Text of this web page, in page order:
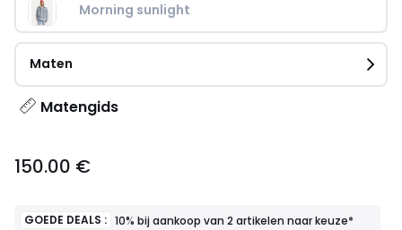
Morning sunlight
Maten
Matengids
€.
150.00 €
GOEDE DEALS : 10% bij aankoop van 2 artikelen naar keuze*